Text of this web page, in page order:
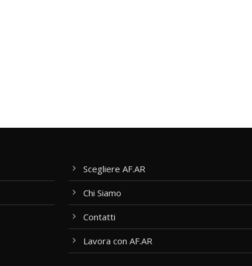
Scegliere AF.AR
Chi Siamo
Contatti
Lavora con AF.AR